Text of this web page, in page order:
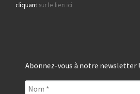
cliquant sur le lien ici
Abonnez-vous à notre newsletter !